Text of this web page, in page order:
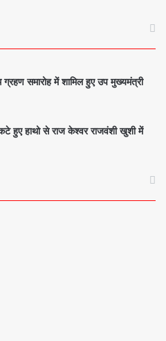
समारोह में शामिल हुए उप मुख्यमंत्री
हुए हाथो से राज केश्वर राजवंशी खुशी में